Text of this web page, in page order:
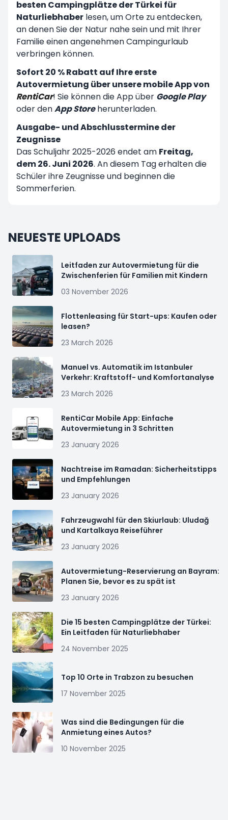
besten Campingplätze der Türkei für
Naturliebhaber lesen, um Orte zu entdecken,
an denen Sie der Natur nahe sein und mit Ihrer
Familie einen angenehmen Campingurlaub
verbringen können.
Sofort 20 % Rabatt auf Ihre erste
Autovermietung über unsere mobile App von
RentiCar! Sie können die App über Google Play
oder denApp Storeherunterladen.
Ausgabe- und Abschlusstermine der
Zeugnisse
Das Schuljahr 2025-2026 endet am Freitag,
dem 26. Juni 2026. An diesem Tag erhalten die
Schüler ihre Zeugnisse und beginnen die
Sommerferien.
NEUESTE UPLOADS
Leitfaden zur Autovermietung für die
Zwischenferien für Familien mit Kindern
03 November 2026
Flottenleasing für Start-ups: Kaufen oder
leasen?
23 March 2026
Manuel vs. Automatik im Istanbuler
Verkehr: Kraftstoff- und Komfortanalyse
23 March 2026
RentiCar Mobile App: Einfache
Autovermietung in 3 Schritten
23 January 2026
Nachtreise im Ramadan: Sicherheitstipps
und Empfehlungen
23 January 2026
Fahrzeugwahl für den Skiurlaub: Uludağ
und Kartalkaya Reiseführer
23 January 2026
Autovermietung-Reservierung an Bayram:
Planen Sie, bevor es zu spät ist
23 January 2026
Die 15 besten Campingplätze der Türkei:
Ein Leitfaden für Naturliebhaber
24 November 2025
Top 10 Orte in Trabzon zu besuchen
17 November 2025
Was sind die Bedingungen für die
Anmietung eines Autos?
10 November 2025